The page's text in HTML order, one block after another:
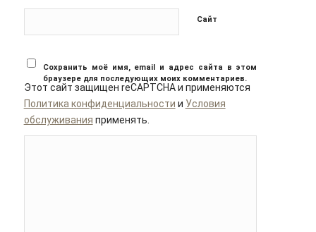
Сайт
Сохранить моё имя, email и адрес сайта в этом
браузере для последующих моих комментариев.
Этот сайт защищен reCAPTCHA и применяются
Политика конфиденциальности и Условия
обслуживания применять.